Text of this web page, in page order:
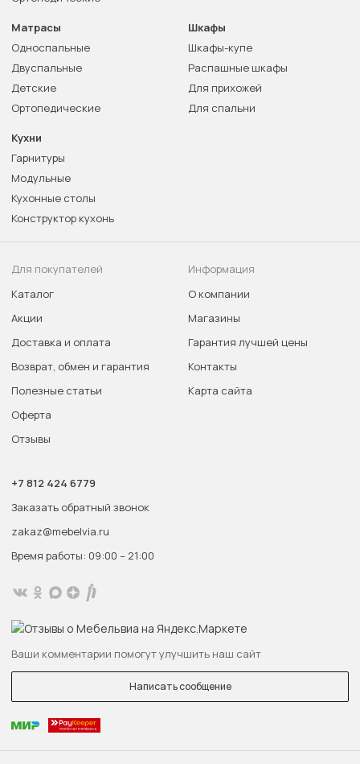
Матрасы
Односпальные
Двуспальные
Детские
Ортопедические
Шкафы
Шкафы-купе
Распашные шкафы
Для прихожей
Для спальни
Кухни
Гарнитуры
Модульные
Кухонные столы
Конструктор кухонь
Для покупателей
Каталог
Акции
Доставка и оплата
Возврат, обмен и гарантия
Полезные статьи
Оферта
Отзывы
Информация
О компании
Магазины
Гарантия лучшей цены
Контакты
Карта сайта
+7 812 424 6779
Заказать обратный звонок
zakaz@mebelvia.ru
Время работы: 09:00 – 21:00
Ваши комментарии помогут улучшить наш сайт
Написать сообщение